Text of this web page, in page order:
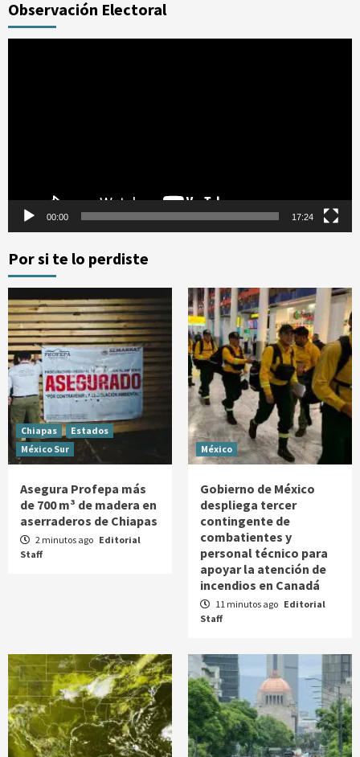
Observación Electoral
00:00 17:24
Por si te lo perdiste
Chiapas
Estados
México Sur
Asegura Profepa más
de 700 m³ de madera en
aserraderos de Chiapas
2 minutos ago Editorial
Staff
México
Gobierno de México
despliega tercer
contingente de
combatientes y
personal técnico para
apoyar la atención de
incendios en Canadá
11 minutos ago Editorial
Staff